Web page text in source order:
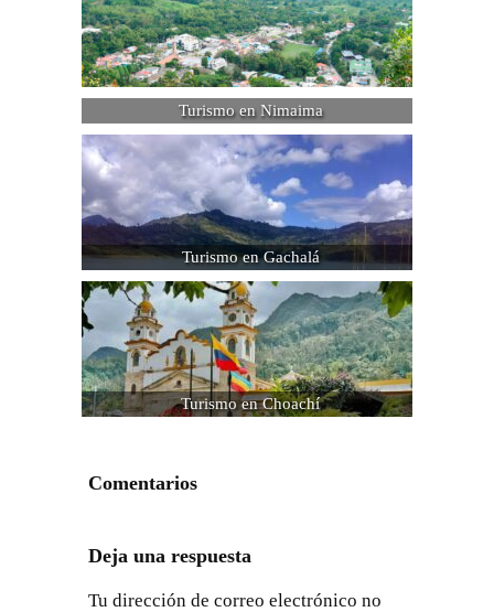
Turismo en Nimaima
Turismo en Gachalá
Turismo en Choachí
Comentarios
Deja una respuesta
Tu dirección de correo electrónico no